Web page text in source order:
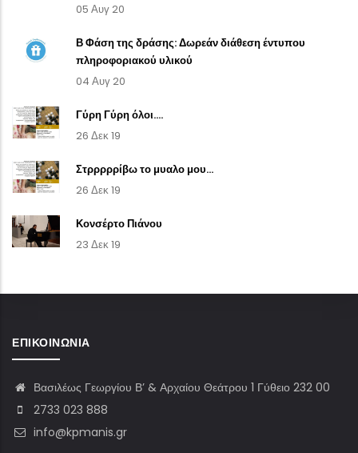
05 Αυγ 20
Β Φάση της δράσης: Δωρεάν διάθεση έντυπου
πληροφοριακού υλικού
04 Αυγ 20
Γύρη Γύρη όλοι....
26 Δεκ 19
Στρρρρρίβω το μυαλο μου...
26 Δεκ 19
Κονσέρτο Πιάνου
23 Δεκ 19
ΕΠΙΚΟΙΝΩΝΊΑ
Βασιλέως Γεωργίου Β’ & Αρχαίου Θεάτρου 1 Γύθειο 232 00
2733 023 888
info@kpmanis.gr